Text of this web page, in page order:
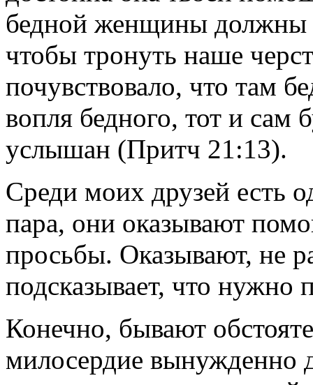
бедной женщины должны
чтобы тронуть наше
почувствовало, что там
вопля бедного, тот и сам
услышан (Притч 21:13).
Среди моих друзей есть
пара, они оказывают
просьбы. Оказывают, не
подсказывает, что нужно
Конечно, бывают
милосердие вынужденно